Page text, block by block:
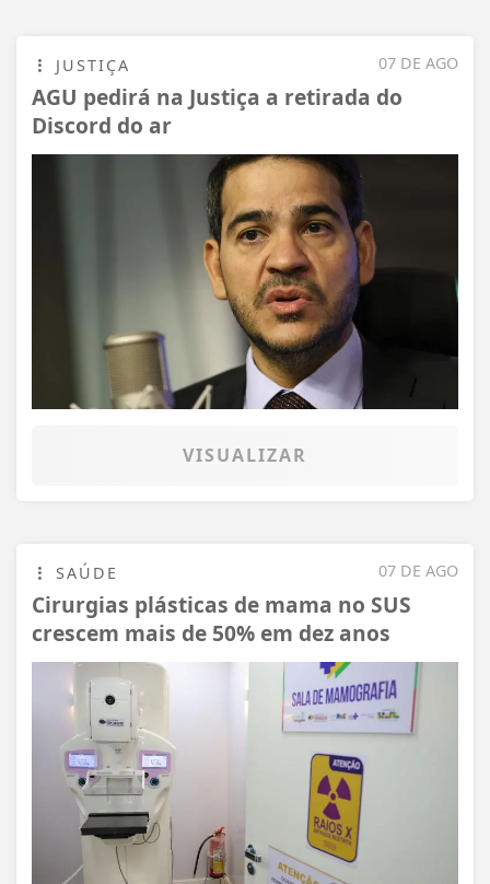
07 DE AGO
JUSTIÇA
AGU pedirá na Justiça a retirada do
Discord do ar
VISUALIZAR
07 DE AGO
SAÚDE
Cirurgias plásticas de mama no SUS
crescem mais de 50% em dez anos